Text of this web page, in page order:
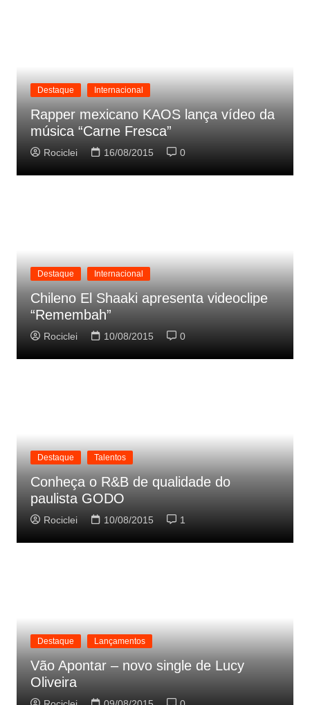
Destaque Internacional
Rapper mexicano KAOS lança vídeo da
música “Carne Fresca”
Rociclei 16/08/2015 0
Destaque Internacional
Chileno El Shaaki apresenta videoclipe
“Remembah”
Rociclei 10/08/2015 0
Destaque Talentos
Conheça o R&B de qualidade do
paulista GODO
Rociclei 10/08/2015 1
Destaque Lançamentos
Vão Apontar – novo single de Lucy
Oliveira